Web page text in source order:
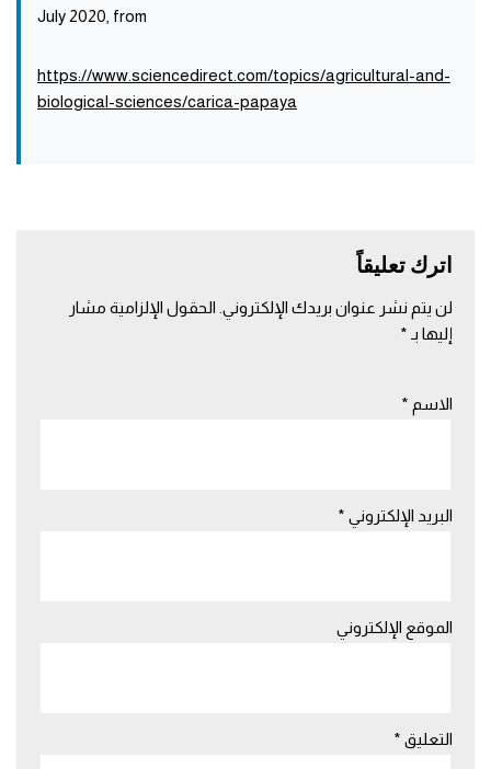
July 2020, from
https://www.sciencedirect.com/topics/agricultural-and-
biological-sciences/carica-papaya
اترك تعليقاً
لن يتم نشر عنوان بريدك الإلكتروني. الحقول الإلزامية مشار
إليها بـ *
الاسم *
البريد الإلكتروني *
الموقع الإلكتروني
التعليق *